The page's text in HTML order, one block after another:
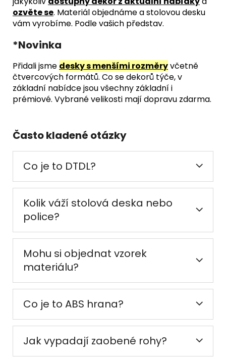
ozvěte se. Materiál objednáme a stolovou desku
vám vyrobíme. Podle vašich představ.
*Novinka
Přidali jsme desky s menšími rozměryvčetně
čtvercových formátů. Co se dekorů týče, v
základní nabídce jsou všechny základní i
prémiové. Vybrané velikosti mají dopravu zdarma.
Často kladené otázky
Co je to DTDL?
Kolik váží stolová deska nebo
police?
Mohu si objednat vzorek
materiálu?
Co je to ABS hrana?
Jak vypadají zaobené rohy?